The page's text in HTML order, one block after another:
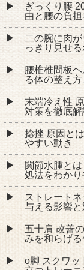
ぎっくり腰
由と腰の負
二の腕に肉
っきり見せる
腰椎椎間板
る体の整え
末端冷え性
対策を徹底解
捻挫 原因と
やすい動き
関節水腫と
処法をわか
ストレート
与える影響
五十肩 改善
みを和らげ
o脚 スクワッ